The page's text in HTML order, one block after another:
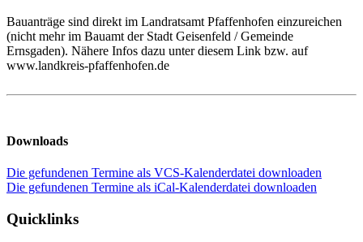
Bauanträge sind direkt im Landratsamt Pfaffenhofen einzureichen
(nicht mehr im Bauamt der Stadt Geisenfeld / Gemeinde
Ernsgaden). Nähere Infos dazu unter diesem Link bzw. auf
www.landkreis-pfaffenhofen.de
Downloads
Die gefundenen Termine als VCS-Kalenderdatei downloaden
Die gefundenen Termine als iCal-Kalenderdatei downloaden
Quicklinks